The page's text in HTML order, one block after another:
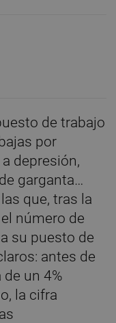
de trabajo
por
depresión,
garganta…
que, tras la
número de
su puesto de
antes de
un 4%
la cifra